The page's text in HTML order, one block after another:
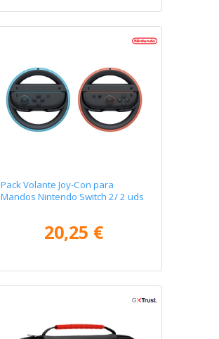
Pack Volante Joy-Con para
Mandos Nintendo Switch 2/ 2 uds
20,25 €